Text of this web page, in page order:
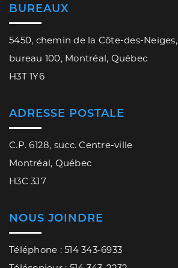
BUREAUX
5450, chemin de la Côte-des-Neiges,
bureau 100, Montréal, Québec
H3T 1Y6
ADRESSE POSTALE
C.P. 6128, succ. Centre-ville
Montréal, Québec
H3C 3J7
NOUS JOINDRE
Téléphone : 514 343-6933